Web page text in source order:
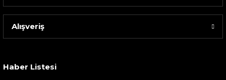
Sarev Elfıda Flanel Nevresim Takımı Çift Kişili...
Alışveriş
Haber Listesi